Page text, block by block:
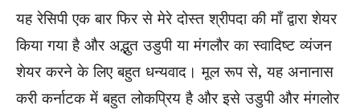
यह रेसिपी एक बार फिर से मेरे दोस्त श्रीपदा की माँ द्वारा शेयर
किया गया है और अद्भुत उडुपी या मंगलौर का स्वादिष्ट व्यंजन
शेयर करने के लिए बहुत धन्यवाद। मूल रूप से, यह अनानास
करी कर्नाटक में बहुत लोकप्रिय है और इसे उडुपी और मंगलोर